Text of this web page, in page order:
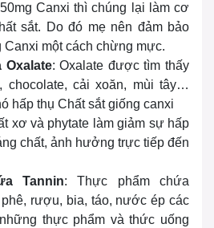
Canxi thì chúng lại làm cơ
sắt. Do đó mẹ nên đảm bảo
một cách chừng mực.
: Oxalate được tìm thấy
chocolate, cải xoăn, mùi tây…
hấp thụ Chất sắt giống canxi
xơ và phytate làm giảm sự hấp
chất, ảnh hưởng trực tiếp đến
Tannin: Thực phẩm chứa
rượu, bia, táo, nước ép các
thực phẩm và thức uống